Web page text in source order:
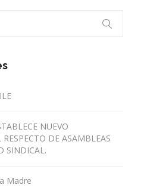
NUEVO
RESPECTO DE ASAMBLEAS
SINDICAL.
Madre